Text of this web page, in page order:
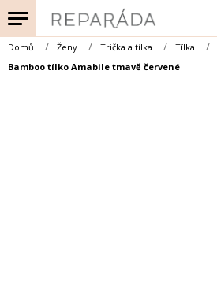
na
obsah
Domů Ženy Trička a tílka Tílka
Bamboo tílko Amabile tmavě červené